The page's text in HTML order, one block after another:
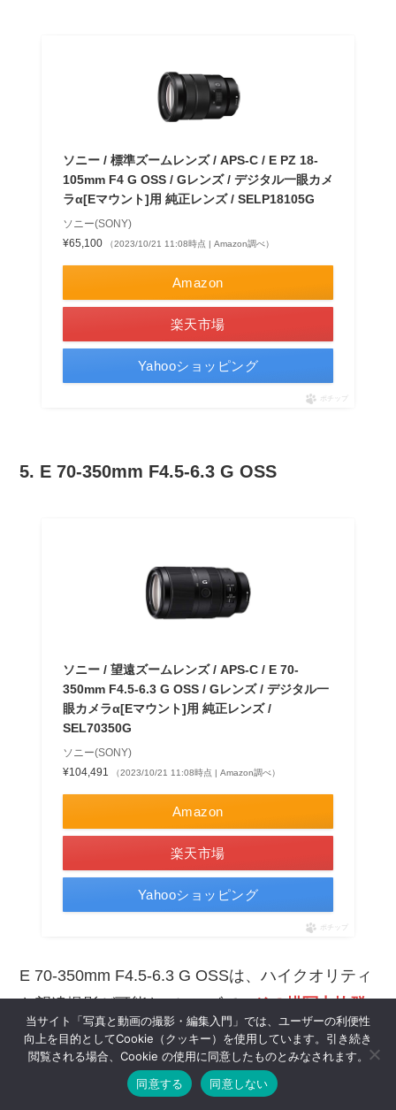
ソニー / 標準ズームレンズ / APS-C / E PZ 18-
105mm F4 G OSS / Gレンズ / デジタル一眼カメ
ラα[Eマウント]用 純正レンズ / SELP18105G
ソニー(SONY)
¥65,100
（2023/10/21 11:08時点 | Amazon調べ）
Amazon
楽天市場
Yahooショッピング
ポチップ
5. E 70-350mm F4.5-6.3 G OSS
ソニー / 望遠ズームレンズ / APS-C / E 70-
350mm F4.5-6.3 G OSS / Gレンズ / デジタル一
眼カメラα[Eマウント]用 純正レンズ /
SEL70350G
ソニー(SONY)
¥104,491
（2023/10/21 11:08時点 | Amazon調べ）
Amazon
楽天市場
Yahooショッピング
ポチップ
E 70-350mm F4.5-6.3 G OSSは、ハイクオリティ
な望遠撮影が可能なGレンズで、その描写力抜群
の望遠撮影が魅力となっています。
その魅力は、遠くの被写体をクリアに捉えること
当サイト「写真と動画の撮影・編集入門」では、ユーザーの利便性
向上を目的としてCookie（クッキー）を使用しています。引き続き
閲覧される場合、Cookie の使用に同意したものとみなされます。
同意する
同意しない